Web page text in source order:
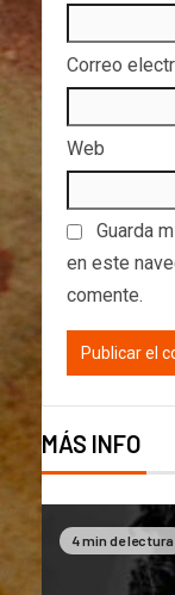
Correo
Web
Guarda
en este
comente.
MÁS INFO
4 min de lectura